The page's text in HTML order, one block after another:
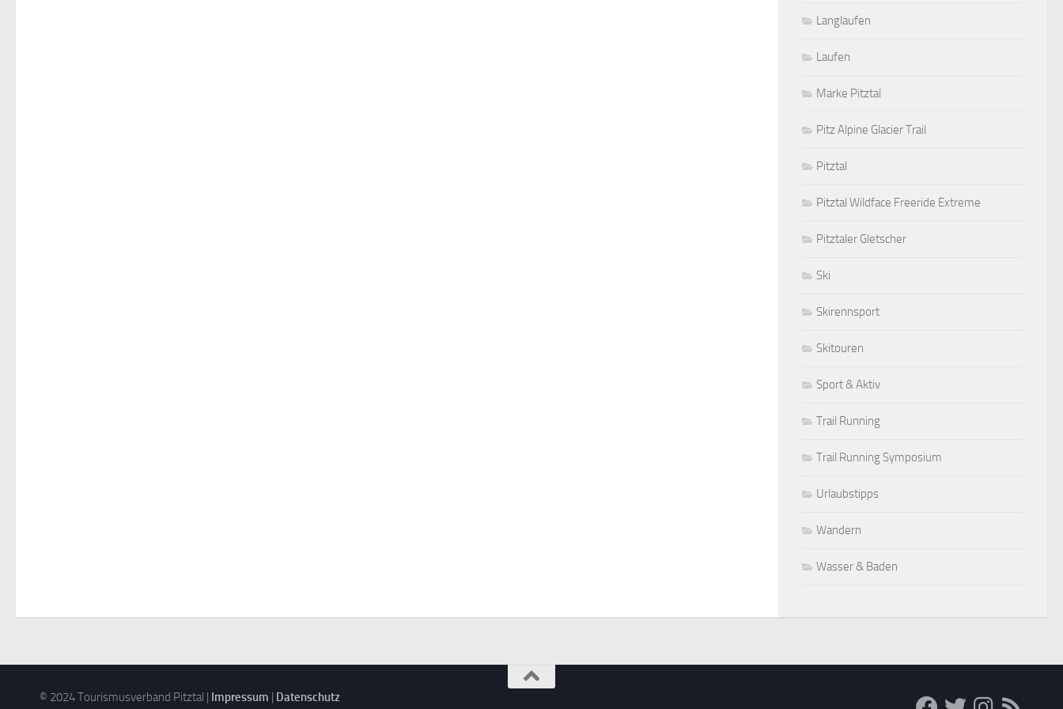
Langlaufen
Laufen
Marke Pitztal
Pitz Alpine Glacier Trail
Pitztal
Pitztal Wildface Freeride Extreme
Pitztaler Gletscher
Ski
Skirennsport
Skitouren
Sport & Aktiv
Trail Running
Trail Running Symposium
Urlaubstipps
Wandern
Wasser & Baden
© 2024 Tourismusverband Pitztal | Impressum | Datenschutz